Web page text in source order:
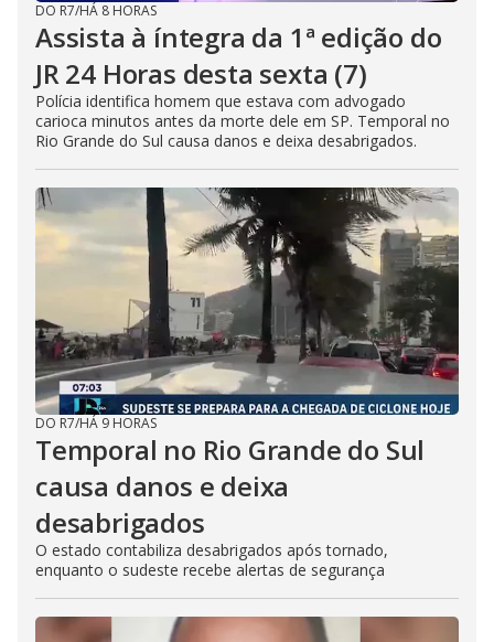
DO R7/HÁ 8 HORAS
Assista à íntegra da 1ª edição do
JR 24 Horas desta sexta (7)
Polícia identifica homem que estava com advogado
carioca minutos antes da morte dele em SP. Temporal no
Rio Grande do Sul causa danos e deixa desabrigados.
DO R7/HÁ 9 HORAS
Temporal no Rio Grande do Sul
causa danos e deixa
desabrigados
O estado contabiliza desabrigados após tornado,
enquanto o sudeste recebe alertas de segurança